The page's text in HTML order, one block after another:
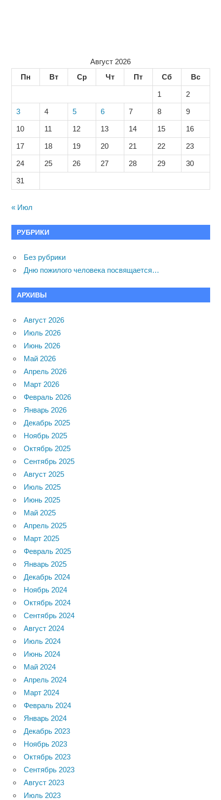
Август 2026
Пн
Вт Ср Чт Пт Сб Вс
1 2
3 4 5 6 7 8 9
10 11 12 13 14 15 16
17 18 19 20 21 22 23
24 25 26 27 28 29 30
31
« Июл
РУБРИКИ
Без рубрики
Дню пожилого человека посвящается…
АРХИВЫ
Август 2026
Июль 2026
Июнь 2026
Май 2026
Апрель 2026
Март 2026
Февраль 2026
Январь 2026
Декабрь 2025
Ноябрь 2025
Октябрь 2025
Сентябрь 2025
Август 2025
Июль 2025
Июнь 2025
Май 2025
Апрель 2025
Март 2025
Февраль 2025
Январь 2025
Декабрь 2024
Ноябрь 2024
Октябрь 2024
Сентябрь 2024
Август 2024
Июль 2024
Июнь 2024
Май 2024
Апрель 2024
Март 2024
Февраль 2024
Январь 2024
Декабрь 2023
Ноябрь 2023
Октябрь 2023
Сентябрь 2023
Август 2023
Июль 2023